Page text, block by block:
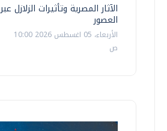
الآثار المصرية وتأثيرات الزلازل عبر
العصور
الأربعاء، 05 اغسطس 2026 10:00
ص